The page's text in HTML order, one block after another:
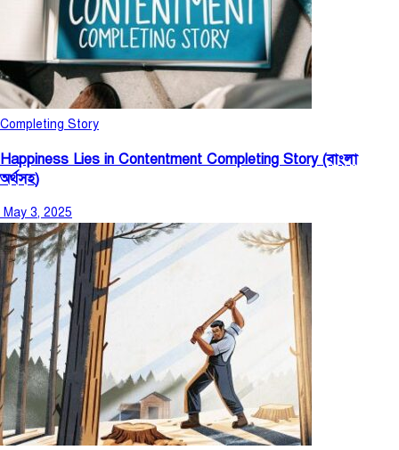
Completing Story
Happiness Lies in Contentment Completing Story (বাংলা
অর্থসহ)
May 3, 2025